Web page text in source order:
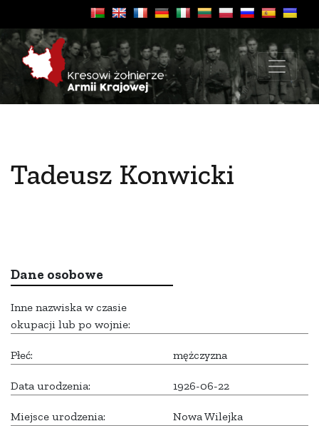
Tadeusz Konwicki
Dane osobowe
Inne nazwiska w czasie
okupacji lub po wojnie:
Płeć: mężczyzna
Data urodzenia: 1926-06-22
Miejsce urodzenia: Nowa Wilejka